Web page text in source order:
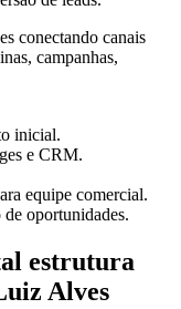
conectando canais
campanhas,
inicial.
e CRM.
equipe comercial.
oportunidades.
estrutura
Alves